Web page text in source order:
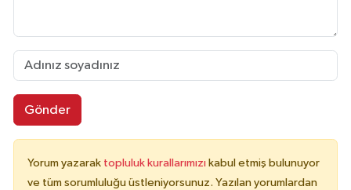
Gönder
Yorum yazarak topluluk kurallarımızı kabul etmiş bulunuyor
ve tüm sorumluluğu üstleniyorsunuz. Yazılan yorumlardan